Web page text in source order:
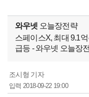
와우넷 오늘장전략
스페이스X, 최대 9.1
급등 - 와우넷 오늘장
조시형 기자
입력2018-09-22 19:00